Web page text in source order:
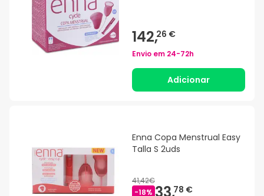
142,26 €
Envio em 24-72h
Adicionar
Enna Copa Menstrual Easy
Talla S 2uds
41,42€
-18% 33,78 €